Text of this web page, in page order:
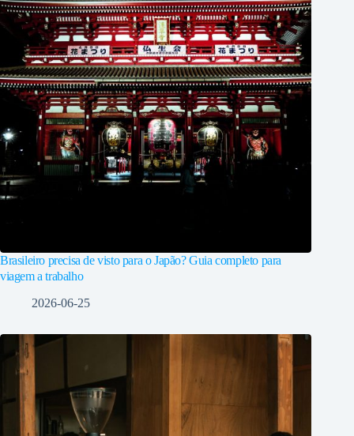
Brasileiro precisa de visto para o Japão? Guia completo para
viagem a trabalho
2026-06-25